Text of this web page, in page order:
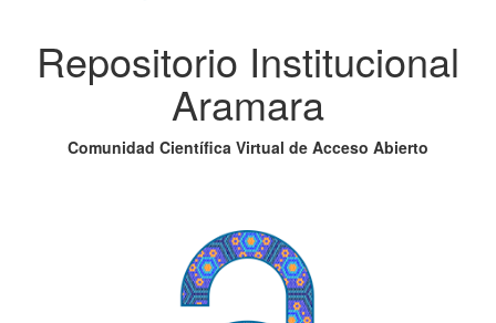
Repositorio Institucional
Aramara
Comunidad Científica Virtual de Acceso Abierto